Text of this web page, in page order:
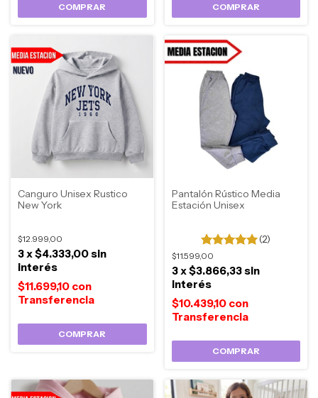
COMPRAR COMPRAR
Canguro Unisex Rustico
New York
$12.999,00
$11.699,10 con
3x$4.333,00sin
interés
COMPRAR
Pantalón Rústico Media
Estación Unisex
(2)
$11.599,00
$10.439,10 con
3x$3.866,33sin
interés
COMPRAR